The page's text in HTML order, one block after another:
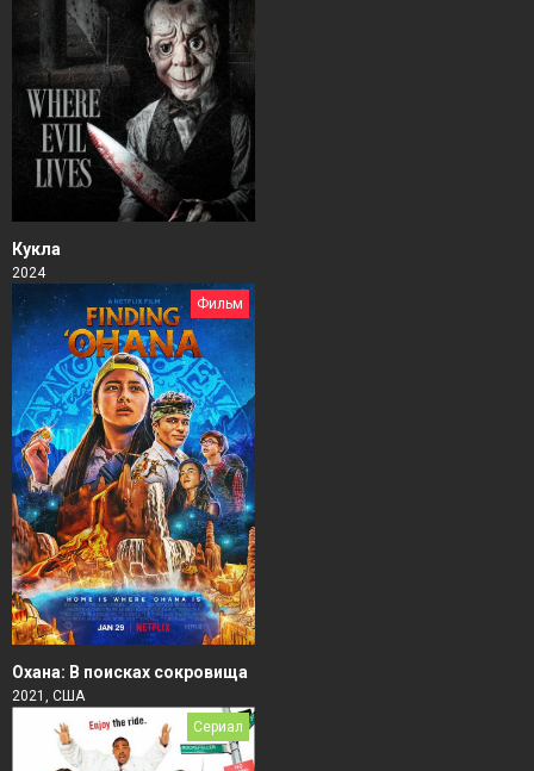
Кукла
2024
Фильм
Охана: В поисках сокровища
2021, США
Сериал